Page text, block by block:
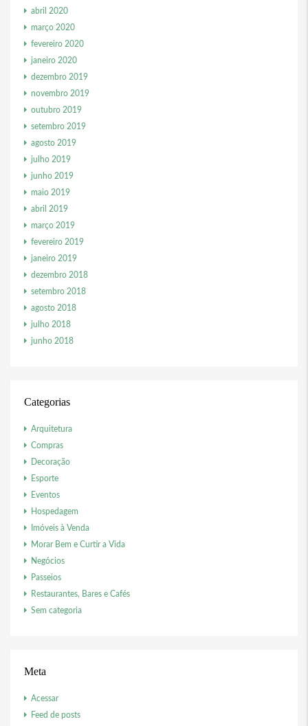
abril 2020
março 2020
fevereiro 2020
janeiro 2020
dezembro 2019
novembro 2019
outubro 2019
setembro 2019
agosto 2019
julho 2019
junho 2019
maio 2019
abril 2019
março 2019
fevereiro 2019
janeiro 2019
dezembro 2018
setembro 2018
agosto 2018
julho 2018
junho 2018
Categorias
Arquitetura
Compras
Decoração
Esporte
Eventos
Hospedagem
Imóveis à Venda
Morar Bem e Curtir a Vida
Negócios
Passeios
Restaurantes, Bares e Cafés
Sem categoria
Meta
Acessar
Feed de posts